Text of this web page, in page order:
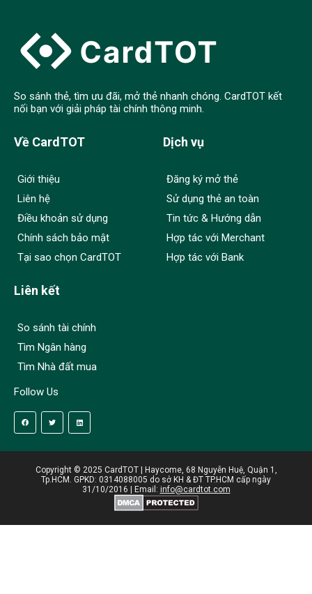
So sánh thẻ, tìm ưu đãi, mở thẻ nhanh chóng. CardTOT kết
nối bạn với giải pháp tài chính thông minh.
Về CardTOT
Giới thiệu
Liên hệ
Điều khoản sử dụng
Chính sách bảo mật
Tại sao chọn CardTOT
Dịch vụ
Đăng ký mở thẻ
Sử dụng thẻ an toàn
Tin tức & Hướng dẫn
Hợp tác với Merchant
Hợp tác với Bank
Liên kết
So sánh tài chính
Tìm Ngân hàng
Tìm Nhà đất mua
Follow Us
Copyright © 2025 CardTOT | Haycome, 68 Nguyễn Huệ, Quận 1,
Tp.HCM. GPKD: 0314088005 do sở KH & ĐT TP.HCM cấp ngày
31/10/2016 | Email: info@cardtot.com